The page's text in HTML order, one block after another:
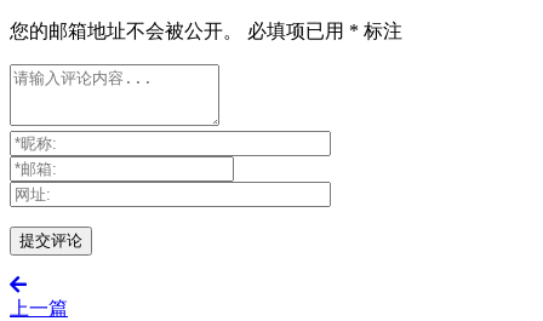
您的邮箱地址不会被公开。 必填项已用 * 标注
上一篇